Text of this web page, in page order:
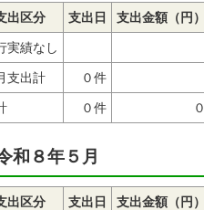
出区分 支出日 支出金額（円）
実績なし
支出計 ０件
０件 ０
和８年５月
出区分 支出日 支出金額（円）